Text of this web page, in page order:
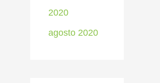
2020
agosto 2020